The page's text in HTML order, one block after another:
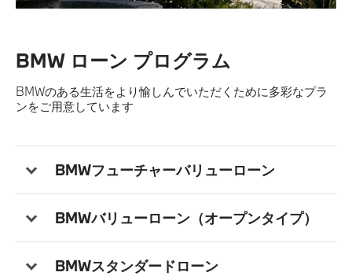
法人契約について
BMW ローン プログラム
BMWのある生活をより愉しんでいただくために多彩なプラ
ンをご用意しています
BMWフューチャーバリューローン
BMWバリューローン（オープンタイプ）
BMWスタンダードローン